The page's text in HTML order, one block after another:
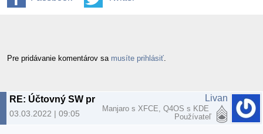
Pre pridávanie komentárov sa musíte prihlásiť
RE: Účtovný SW pre linux
03.03.2022 | 09:05
Livan
Manjaro s XFCE, Q4OS s KDE
Používateľ